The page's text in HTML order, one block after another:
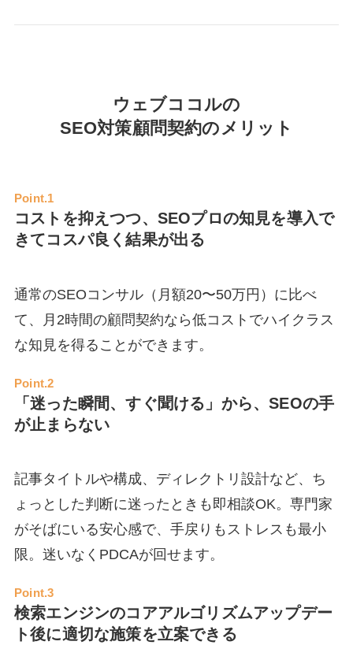
ウェブココルの
SEO対策顧問契約のメリット
Point.1
コストを抑えつつ、SEOプロの知見を導入で
きてコスパ良く結果が出る
通常のSEOコンサル（月額20〜50万円）に比べ
て、月2時間の顧問契約なら低コストでハイクラス
な知見を得ることができます。
Point.2
「迷った瞬間、すぐ聞ける」から、SEOの手
が止まらない
記事タイトルや構成、ディレクトリ設計など、ち
ょっとした判断に迷ったときも即相談OK。専門家
がそばにいる安心感で、手戻りもストレスも最小
限。迷いなくPDCAが回せます。
Point.3
検索エンジンのコアアルゴリズムアップデー
ト後に適切な施策を立案できる